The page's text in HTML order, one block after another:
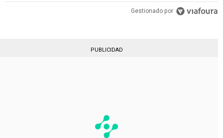
Gestionado por
PUBLICIDAD